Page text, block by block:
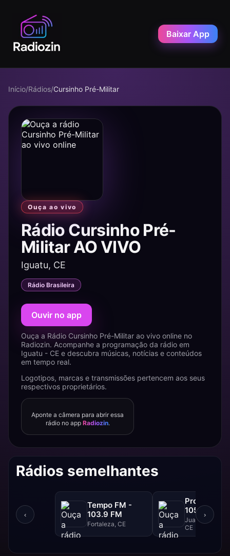
Baixar App
Início/Rádios/Cursinho Pré-Militar
Ouça ao vivo
Rádio Cursinho Pré-
Militar AO VIVO
Iguatu, CE
Rádio Brasileira
Ouvir no app
Ouça a Rádio Cursinho Pré-Militar ao vivo online no
Radiozin. Acompanhe a programação da rádio em
Iguatu - CE e descubra músicas, notícias e conteúdos
em tempo real.
Logotipos, marcas e transmissões pertencem aos seus
respectivos proprietários.
Aponte a câmera para abrir essa
rádio no app Radiozin.
Rádios semelhantes
‹
Tempo FM -
103.9 FM
Fortaleza, CE
Progresso
105.1 FM
Juazeiro Do
CE
›